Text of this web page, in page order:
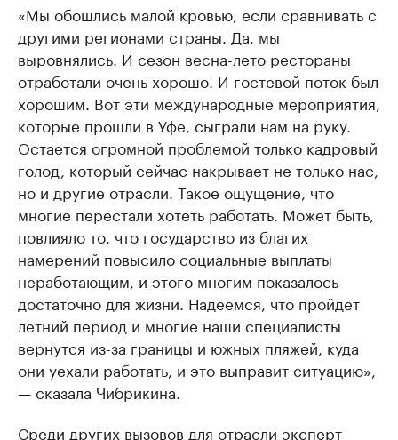
«Мы обошлись малой кровью, если сравнивать с
другими регионами страны. Да, мы
выровнялись. И сезон весна-лето рестораны
отработали очень хорошо. И гостевой поток был
хорошим. Вот эти международные мероприятия,
которые прошли в Уфе, сыграли нам на руку.
Остается огромной проблемой только кадровый
голод, который сейчас накрывает не только нас,
но и другие отрасли. Такое ощущение, что
многие перестали хотеть работать. Может быть,
повлияло то, что государство из благих
намерений повысило социальные выплаты
неработающим, и этого многим показалось
достаточно для жизни. Надеемся, что пройдет
летний период и многие наши специалисты
вернутся из-за границы и южных пляжей, куда
они уехали работать, и это выправит ситуацию»,
— сказала Чибрикина.
Среди других вызовов для отрасли эксперт